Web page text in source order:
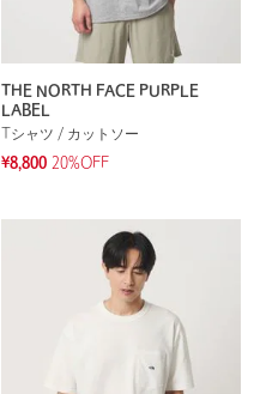
THE NORTH FACE PURPLE
LABEL
Tシャツ / カットソー
¥8,800 20%OFF